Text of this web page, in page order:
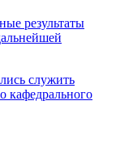
результаты